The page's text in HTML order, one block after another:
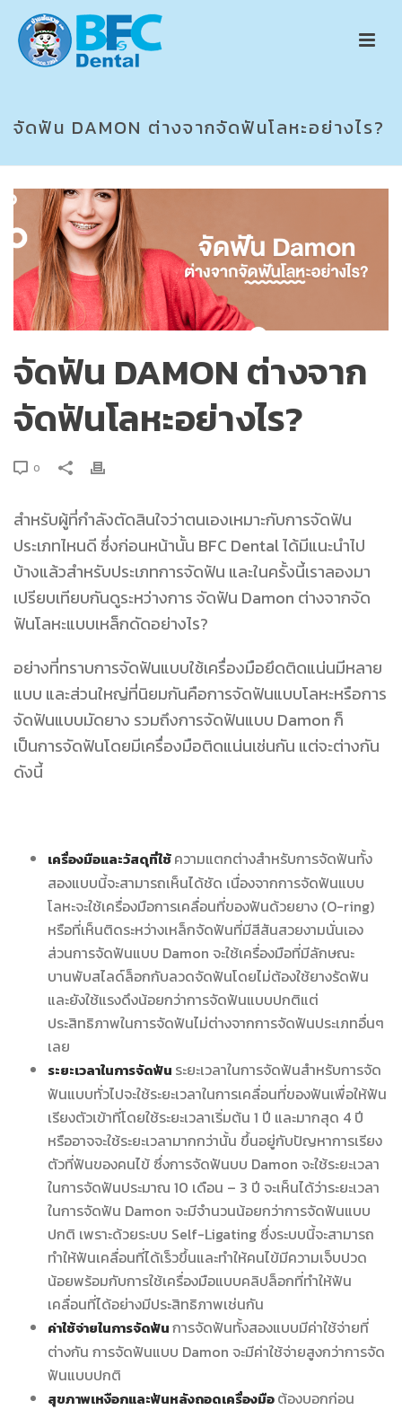
จัดฟัน DAMON ต่างจากจัดฟันโลหะอย่างไร?
จัดฟัน DAMON ต่างจาก
จัดฟันโลหะอย่างไร?
0
สำหรับผู้ที่กำลังตัดสินใจว่าตนเองเหมาะกับการจัดฟัน
ประเภทไหนดี ซึ่งก่อนหน้านั้น BFC Dental ได้มีแนะนำไป
บ้างแล้วสำหรับประเภทการจัดฟัน และในครั้งนี้เราลองมา
เปรียบเทียบกันดูระหว่างการ จัดฟัน Damon ต่างจากจัด
ฟันโลหะแบบเหล็กดัดอย่างไร?
อย่างที่ทราบการจัดฟันแบบใช้เครื่องมือยึดติดแน่นมีหลาย
แบบ และส่วนใหญ่ที่นิยมกันคือการจัดฟันแบบโลหะหรือการ
จัดฟันแบบมัดยาง รวมถึงการจัดฟันแบบ Damon ก็
เป็นการจัดฟันโดยมีเครื่องมือติดแน่นเช่นกัน แต่จะต่างกัน
ดังนี้
เครื่องมือและวัสดุที่ใช้ความแตกต่างสำหรับการจัดฟันทั้ง
สองแบบนี้จะสามารถเห็นได้ชัด เนื่องจากการจัดฟันแบบ
โลหะจะใช้เครื่องมือการเคลื่อนที่ของฟันด้วยยาง (O-ring)
หรือที่เห็นติดระหว่างเหล็กจัดฟันที่มีสีสันสวยงามนั่นเอง
ส่วนการจัดฟันแบบ Damon จะใช้เครื่องมือที่มีลักษณะ
บานพับสไลด์ล็อกกับลวดจัดฟันโดยไม่ต้องใช้ยางรัดฟัน
และยังใช้แรงดึงน้อยกว่าการจัดฟันแบบปกติแต่
ประสิทธิภาพในการจัดฟันไม่ต่างจากการจัดฟันประเภทอื่นๆ
เลย
ระยะเวลาในการจัดฟัน ระยะเวลาในการจัดฟันสำหรับการจัด
ฟันแบบทั่วไปจะใช้ระยะเวลาในการเคลื่อนที่ของฟันเพื่อให้ฟัน
เรียงตัวเข้าที่โดยใช้ระยะเวลาเริ่มต้น 1 ปี และมากสุด 4 ปี
หรืออาจจะใช้ระยะเวลามากกว่านั้น ขึ้นอยู่กับปัญหาการเรียง
ตัวที่ฟันของคนไข้ ซึ่งการจัดฟันบบ Damon จะใช้ระยะเวลา
ในการจัดฟันประมาณ 10 เดือน – 3 ปี จะเห็นได้ว่าระยะเวลา
ในการจัดฟัน Damon จะมีจำนวนน้อยกว่าการจัดฟันแบบ
ปกติ เพราะด้วยระบบ Self-Ligating ซึ่งระบบนี้จะสามารถ
ทำให้ฟันเคลื่อนที่ได้เร็วขึ้นและทำให้คนไข้มีความเจ็บปวด
น้อยพร้อมกับการใช้เครื่องมือแบบคลิปล็อกที่ทำให้ฟัน
เคลื่อนที่ได้อย่างมีประสิทธิภาพเช่นกัน
ค่าใช้จ่ายในการจัดฟันการจัดฟันทั้งสองแบบมีค่าใช้จ่ายที่
ต่างกัน การจัดฟันแบบ Damon จะมีค่าใช้จ่ายสูงกว่าการจัด
ฟันแบบปกติ
สุขภาพเหงือกและฟันหลังถอดเครื่องมือต้องบอกก่อน